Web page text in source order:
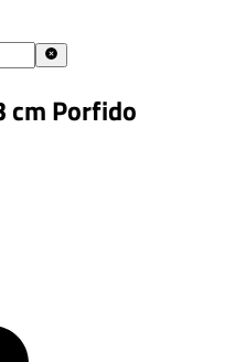
cm Porfido